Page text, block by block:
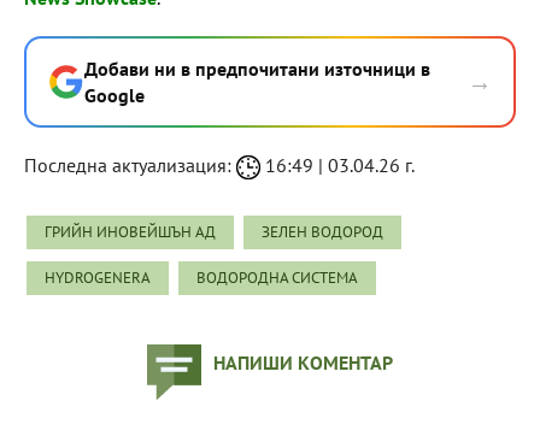
Добави ни в предпочитани източници в
Google
→
Последна актуализация: 16:49 | 03.04.26 г.
ГРИЙН ИНОВЕЙШЪН АД ЗЕЛЕН ВОДОРОД
HYDROGENERA ВОДОРОДНА СИСТЕМА
НАПИШИ КОМЕНТАР